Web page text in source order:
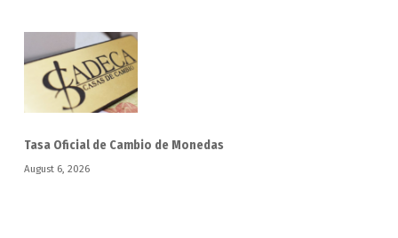
Tasa Oficial de Cambio de Monedas
August 6, 2026